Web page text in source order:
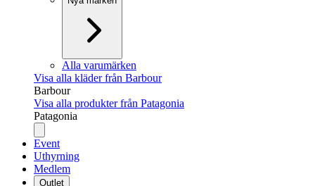
Alla varumärken
Visa alla kläder från Barbour
Barbour
Visa alla produkter från Patagonia
Patagonia
Event
Uthyrning
Medlem
Outlet